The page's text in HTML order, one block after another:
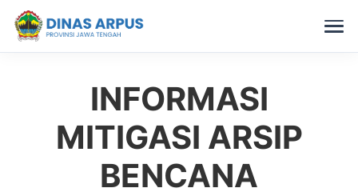
INFORMASI
MITIGASI ARSIP
BENCANA